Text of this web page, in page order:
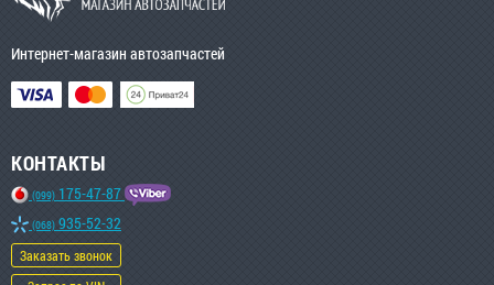
Интернет-магазин автозапчастей
КОНТАКТЫ
(099) 175-47-87
(068) 935-52-32
Заказать звонок